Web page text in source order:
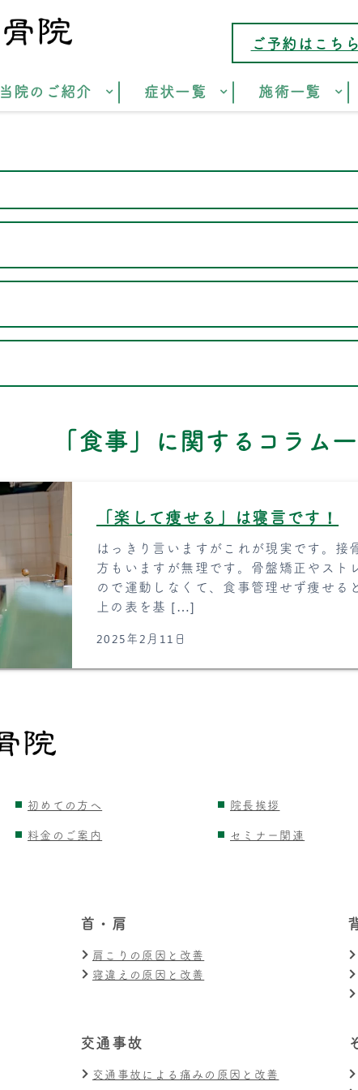
ご予約はこちら
当院のご紹介 症状一覧 施術一覧
「食事」に関するコラム
「楽して痩せる」は寝言です！
はっきり言いますがこれが現実です。接
方もいますが無理です。骨盤矯正やスト
ので運動しなくて、食事管理せず痩せる
上の表を基 […]
2025年2月11日
初めての方へ 院長挨拶
料金のご案内 セミナー関連
首・肩
肩こりの原因と改善
寝違えの原因と改善
交通事故
交通事故による痛みの原因と改善